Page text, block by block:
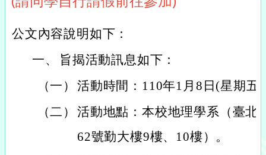
公文內容說明如下：
一、
旨揭活動訊息如下：
（一） 活動時間：110年1月8日(星期五
（二） 活動地點：本校地理學系（臺北
62號勤大樓9樓、10樓）。